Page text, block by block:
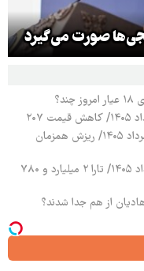
صورت می‌گیرد
قیمت محصولات ایران خودرو چهارشنبه ۱۴ مرداد ۱۴۰۵/ ریزش همزمان
قیمت محصولات ایران خودرو دوشنبه ۱۹ مرداد ۱۴۰۵/ تارا ۲ میلیارد و ۷۸۰
از هم جدا شدند؟